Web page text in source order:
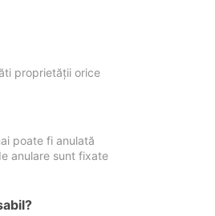
proprietății orice
poate fi anulată
anulare sunt fixate